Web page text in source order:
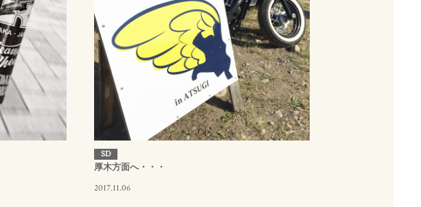
SD
厚木方面へ・・・
2017.11.06